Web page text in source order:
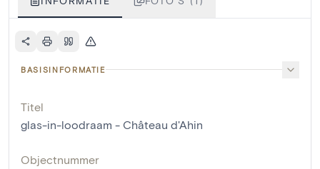
BASISINFORMATIE
Titel
glas-in-loodraam - Château d'Ahin
Objectnummer